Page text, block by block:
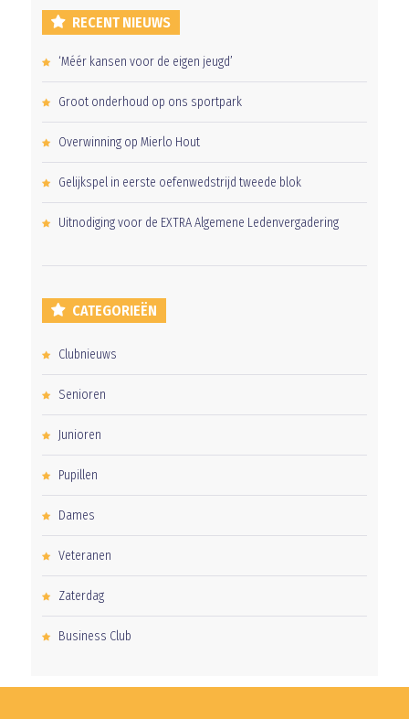
RECENT NIEUWS
‘Méér kansen voor de eigen jeugd’
Groot onderhoud op ons sportpark
Overwinning op Mierlo Hout
Gelijkspel in eerste oefenwedstrijd tweede blok
Uitnodiging voor de EXTRA Algemene Ledenvergadering
CATEGORIEËN
Clubnieuws
Senioren
Junioren
Pupillen
Dames
Veteranen
Zaterdag
Business Club